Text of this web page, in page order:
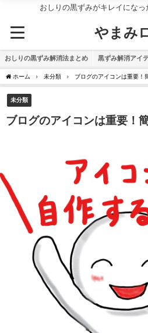
おしりの黒ずみがキレイにな
やまみ
おしりの黒ずみ解消法まとめ 黒ずみ解消アイ
ホーム 未分類 ブログのアイコンは重要！
未分類
ブログのアイコンは重要！